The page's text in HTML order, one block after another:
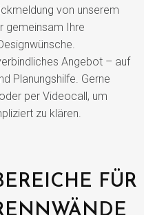
von unserem
gemeinsam Ihre
Angebot – auf
Planungshilfe. Gerne
per Videocall, um
zu klären.
FÜR